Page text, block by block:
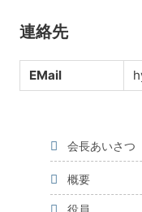
連絡先
EMail
会長あいさつ
概要